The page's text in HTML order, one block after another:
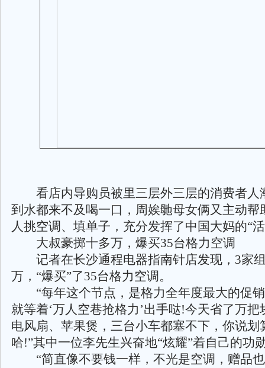
看店内导购员被里三层外三层的消费者人
到水都来不及喝一口，周娭毑母女俩又主动帮
人挑空调、填单子，充分发挥了中国大妈的“
大叔豪掷十多万，爆买35台格力空调
记者在长沙通程电器指南针店发现，3家
万，“爆买”了35台格力空调。
“每年这个节点，是格力全年度最大的促
就等着‘万人空巷抢格力’出手哒!今天省了万把
电风扇、苹果煲，三台小车都塞不下，你说划
哈!”其中一位李先生兴奋地“炫耀”着自己的功
“简直像不要钱一样，不光是空调，赠品也